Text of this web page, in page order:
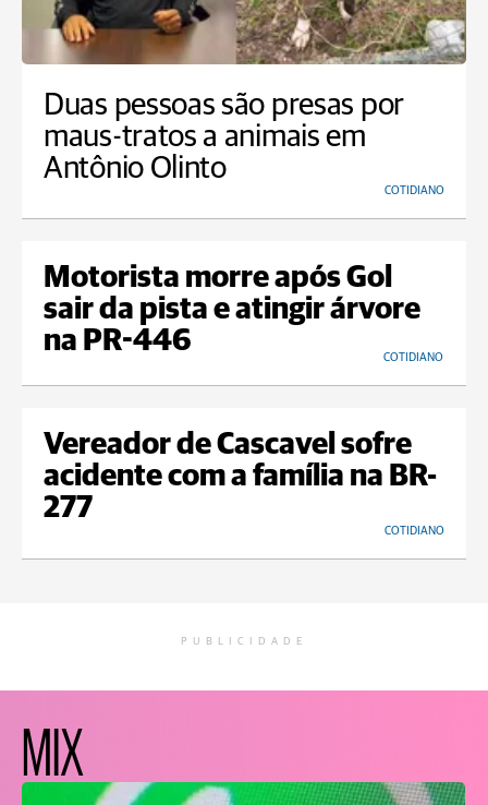
Duas pessoas são presas por
maus-tratos a animais em
Antônio Olinto
COTIDIANO
Motorista morre após Gol
sair da pista e atingir árvore
na PR-446
COTIDIANO
Vereador de Cascavel sofre
acidente com a família na BR-
277
COTIDIANO
PUBLICIDADE
MIX